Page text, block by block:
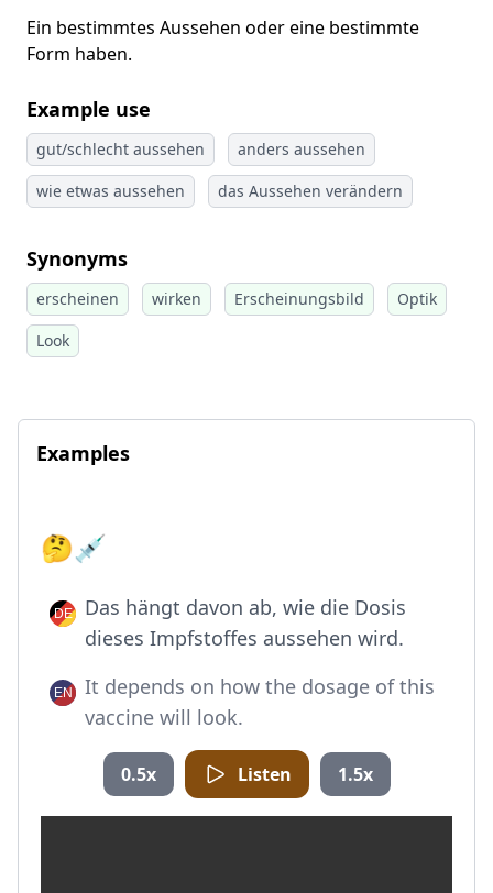
Ein bestimmtes Aussehen oder eine bestimmte
Form haben.
Example use
gut/schlecht aussehen
anders aussehen
wie etwas aussehen
das Aussehen verändern
Synonyms
erscheinen wirken Erscheinungsbild
Optik
Look
Examples
🤔💉
Das hängt davon ab, wie die Dosis
dieses Impfstoffes aussehen wird.
It depends on how the dosage of this
vaccine will look.
0.5x Listen 1.5x